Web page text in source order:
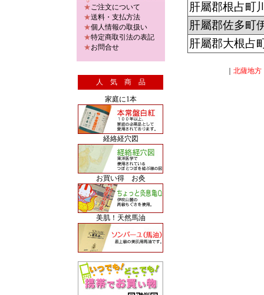
★ご注文について
★送料・支払方法
★個人情報の取扱い
★特定商取引法の表記
★お問合せ
人 気 商 品
家庭に1本
経絡経穴図
お買い得 お灸
美肌！天然馬油
肝屬郡根占町
肝屬郡佐多町
肝屬郡大根占
北薩地方